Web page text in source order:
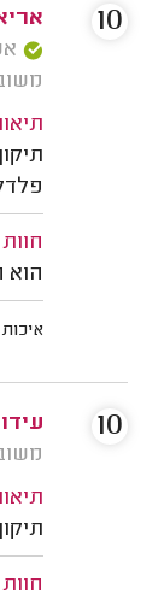
משוב: 28/12/
הוא
איכות
10
משוב: 15/06/
10